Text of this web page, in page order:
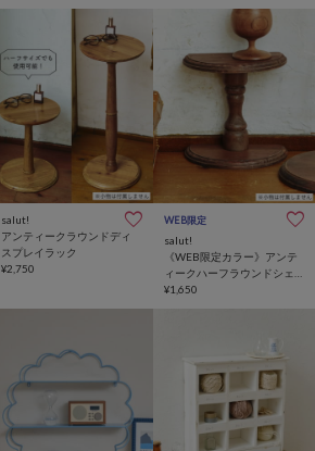
salut!
アンティークラウンドディ
スプレイラック
¥2,750
WEB限定
salut!
《WEB限定カラー》アンテ
ィークハーフラウンドシェ
ルフ
¥1,650